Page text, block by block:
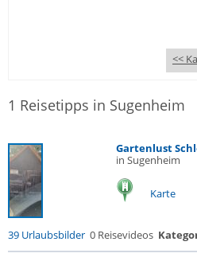
<<
1 Reisetipps in Sugenheim
Gartenlust
in Sugenheim
Karte
39 Urlaubsbilder 0 Reisevideos